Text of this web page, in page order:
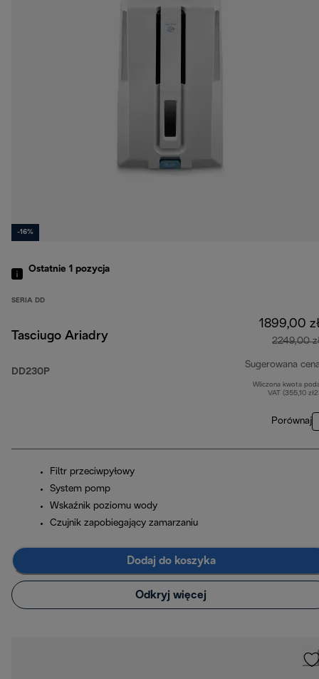
-16%
Ostatnie 1 pozycja
SERIA DD
Tasciugo Ariadry
DD230P
1899,00
2249,00
Sugerowana
Wliczona kwota
VAT (355,10
Porównaj
Filtr przeciwpyłowy
System pomp
Wskaźnik poziomu wody
Czujnik zapobiegający zamarzaniu
Dodaj do koszyka
Odkryj więcej